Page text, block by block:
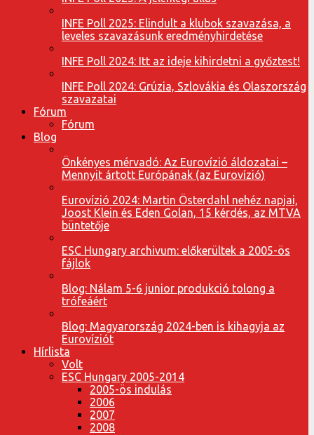
INFE Poll 2025: Elindult a klubok szavazása, a
leveles szavazásunk eredményhirdetése
INFE Poll 2024: Itt az ideje kihirdetni a győztest!
INFE Poll 2024: Grúzia, Szlovákia és Olaszország
szavazatai
Fórum
Fórum
Blog
Önkényes mérvadó: Az Eurovízió áldozatai –
Mennyit ártott Európának (az Eurovízió)
Eurovízió 2024: Martin Österdahl nehéz napjai,
Joost Klein és Eden Golan, 15 kérdés, az MTVA
büntetője
ESC Hungary archivum: előkerültek a 2005-ös
fájlok
Blog: Nálam 5-6 junior produkció tolong a
trófeáért
Blog: Magyarország 2024-ben is kihagyja az
Eurovíziót
Hírlista
Volt
ESC Hungary 2005-2014
2005-ös indulás
2006
2007
2008